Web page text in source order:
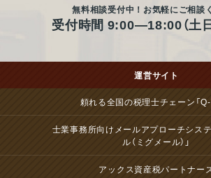
無料相談受付中！お気軽にご相談
受付時間 9:00―18:00（土
運営サイト
頼れる全国の税理士チェーン「Q-
士業事務所向けメールアプローチシス
ル（ミグメール）」
アックス資産税パートナー